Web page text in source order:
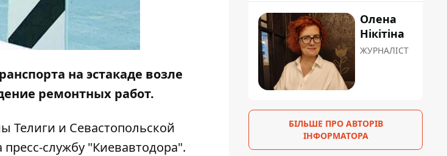
на эстакаде возле
ремонтных работ.
Телиги и Севастопольской
службу "Киевавтодора".
Олена
Нікітіна
ЖУРНАЛІСТ
БІЛЬШЕ ПРО АВТОРІВ
ІНФОРМАТОРА